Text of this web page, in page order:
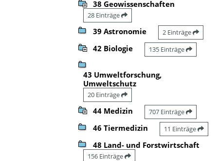
38 Geowissenschaften
28 Einträge
39 Astronomie 2 Einträge
42 Biologie 135 Einträge
43 Umweltforschung,
Umweltschutz
20 Einträge
44 Medizin 707 Einträge
46 Tiermedizin 11 Einträge
48 Land- und Forstwirtschaft
156 Einträge